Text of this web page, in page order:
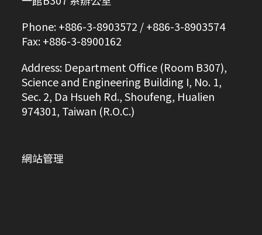
Phone: +886-3-8903572 / +886-3-8903574
Fax: +886-3-8900162
Address: Department Office (Room B307),
Science and Engineering Building I, No. 1,
Sec. 2, Da Hsueh Rd., Shoufeng, Hualien
974301, Taiwan (R.O.C.)
網站管理